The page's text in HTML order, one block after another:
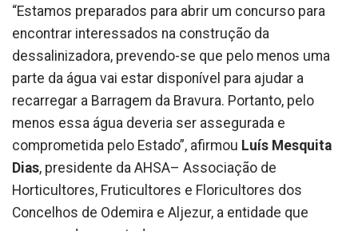
“Estamos preparados para abrir um concurso para
encontrar interessados na construção da
dessalinizadora, prevendo-se que pelo menos uma
parte da água vai estar disponível para ajudar a
recarregar a Barragem da Bravura. Portanto, pelo
menos essa água deveria ser assegurada e
comprometida pelo Estado”, afirmou Luís Mesquita
Dias, presidente da AHSA– Associação de
Horticultores, Fruticultores e Floricultores dos
Concelhos de Odemira e Aljezur, a entidade que